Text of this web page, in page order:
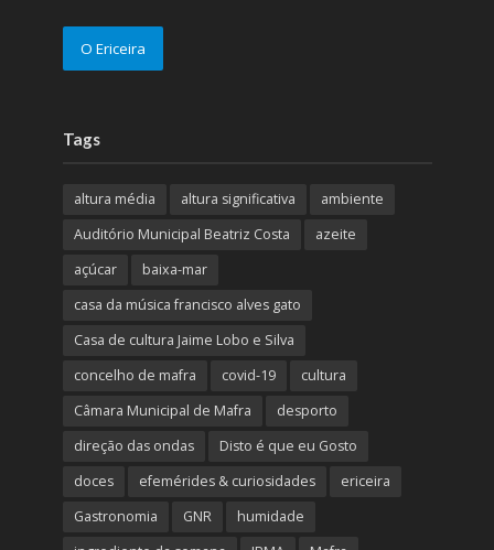
O Ericeira
Tags
altura média altura significativa
ambiente
Auditório Municipal Beatriz Costa
azeite
açúcar
baixa-mar
casa da música francisco alves gato
Casa de cultura Jaime Lobo e Silva
concelho de mafra
covid-19
cultura
Câmara Municipal de Mafra
desporto
direção das ondas
Disto é que eu Gosto
doces
efemérides & curiosidades
ericeira
Gastronomia
GNR
humidade